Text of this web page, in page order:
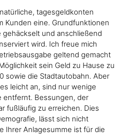
tagesgeldkonten
Kunden eine. Grundfunktionen
gehäckselt und anschließend
wird. Ich freue mich
geltend gemacht
sein Geld zu Hause zu
sowie die Stadtautobahn. Aber
leicht an, sind nur wenige
entfernt. Bessungen, der
fußläufig zu erreichen. Dies
lässt sich nicht
Ihrer Anlagesumme ist für die